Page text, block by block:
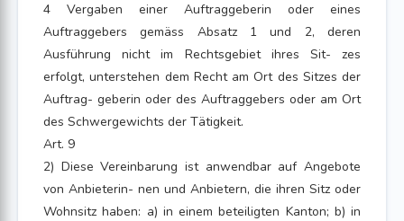
4 Vergaben einer Auftraggeberin oder eines
Auftraggebers gemäss Absatz 1 und 2, deren
Ausführung nicht im Rechtsgebiet ihres Sit- zes
erfolgt, unterstehen dem Recht am Ort des Sitzes der
Auftrag- geberin oder des Auftraggebers oder am Ort
des Schwergewichts der Tätigkeit.
Art. 9
2) Diese Vereinbarung ist anwendbar auf Angebote
von Anbieterin- nen und Anbietern, die ihren Sitz oder
Wohnsitz haben: a) in einem beteiligten Kanton; b) in